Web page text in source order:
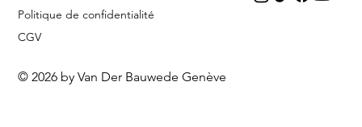
Politique de confidentialité
CGV
© 2026 by Van Der Bauwede Genève